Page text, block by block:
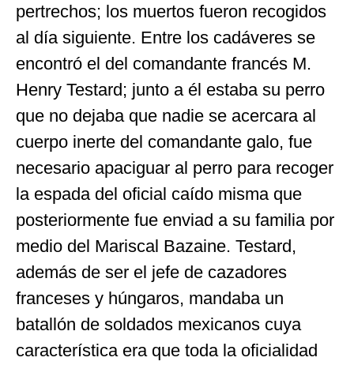
pertrechos; los muertos fueron recogidos
al día siguiente. Entre los cadáveres se
encontró el del comandante francés M.
Henry Testard; junto a él estaba su perro
que no dejaba que nadie se acercara al
cuerpo inerte del comandante galo, fue
necesario apaciguar al perro para recoger
la espada del oficial caído misma que
posteriormente fue enviad a su familia por
medio del Mariscal Bazaine. Testard,
además de ser el jefe de cazadores
franceses y húngaros, mandaba un
batallón de soldados mexicanos cuya
característica era que toda la oficialidad